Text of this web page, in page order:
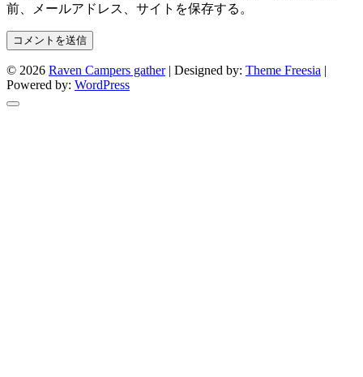
前、メールアドレス、サイトを保存する。
© 2026 Raven Campers gather| Designed by: Theme Freesia |
Powered by: WordPress